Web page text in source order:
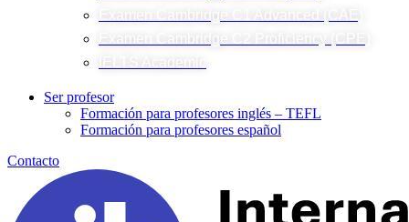
Examen Cambridge C1 Advanced (CAE)
Examen Cambridge C2 Proficiency (CPE)
IELTS Academic
Ser profesor
Formación para profesores inglés – TEFL
Formación para profesores español
Contacto